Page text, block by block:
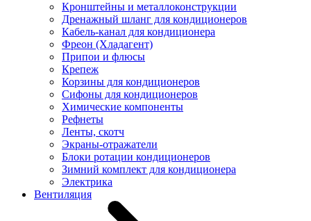
Кронштейны и металлоконструкции
Дренажный шланг для кондиционеров
Кабель-канал для кондиционера
Фреон (Хладагент)
Припои и флюсы
Крепеж
Корзины для кондиционеров
Сифоны для кондиционеров
Химические компоненты
Рефнеты
Ленты, скотч
Экраны-отражатели
Блоки ротации кондиционеров
Зимний комплект для кондиционера
Электрика
Вентиляция